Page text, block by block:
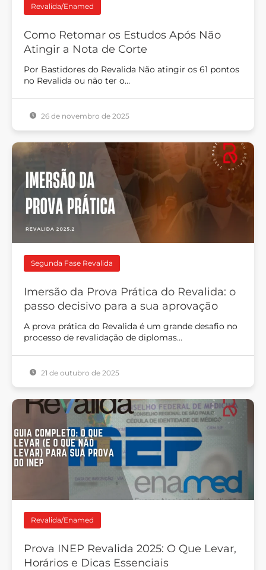
Revalida/Enamed
Como Retomar os Estudos Após Não
Atingir a Nota de Corte
Por Bastidores do Revalida Não atingir os 61 pontos
no Revalida ou não ter o…
26 de novembro de 2025
Segunda Fase Revalida
Imersão da Prova Prática do Revalida: o
passo decisivo para a sua aprovação
A prova prática do Revalida é um grande desafio no
processo de revalidação de diplomas…
21 de outubro de 2025
Revalida/Enamed
Prova INEP Revalida 2025: O Que Levar,
Horários e Dicas Essenciais